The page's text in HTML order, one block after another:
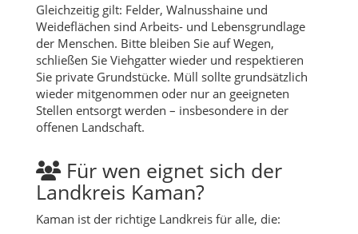
Gleichzeitig gilt: Felder, Walnusshaine und
Weideflächen sind Arbeits- und Lebensgrundlage
der Menschen. Bitte bleiben Sie auf Wegen,
schließen Sie Viehgatter wieder und respektieren
Sie private Grundstücke. Müll sollte grundsätzlich
wieder mitgenommen oder nur an geeigneten
Stellen entsorgt werden – insbesondere in der
offenen Landschaft.
Für wen eignet sich der
Landkreis Kaman?
Kaman ist der richtige Landkreis für alle, die: